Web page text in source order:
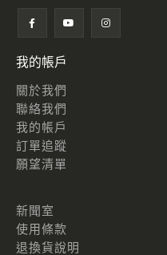
我的帳戶
關於我們
聯絡我們
我的帳戶
訂單追蹤
願望清單
新聞室
使用條款
退換貨說明